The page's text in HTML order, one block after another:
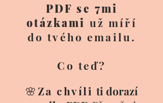
PDF se 7mi
otázkami už míří
do tvého emailu.
Co teď?
🌸 Za chvíli ti dorazí